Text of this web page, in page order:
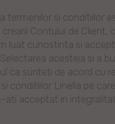
termenilor si conditiilor
Contului de Client,
luat cunostinta si accept
acesteia si a
ca sunteti de acord cu
conditiilor Linella pe
ati acceptat in